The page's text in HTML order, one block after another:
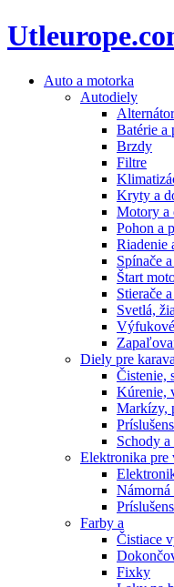
Auto a motorka
Autodiely
Batérie a
Brzdy
Filtre
Kryty a
Motory a
Pohon a
Riadenie
Spínače
Štart
Stierače
Svetlá,
Diely pre
Čistenie,
Kúrenie,
Markízy,
Schody
Elektronika pre
Námorná
Farby a
Čistiace
Fixky